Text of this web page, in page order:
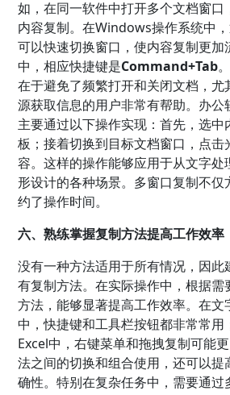
如，在同一软件中打开多个文档窗口
内容复制。在Windows操作系统中
可以快速切换窗口，使内容复制更
中，相应快捷键是Command+Tab
在于避免了频繁打开和关闭文档，
源获取信息的用户非常有帮助。办公
主要通过以下操作实现：首先，选中
板；接着切换到目标文档窗口，点击
容。这样的操作能够应用于从文字处
形设计的各种场景。多窗口复制不
约了操作时间。
六、熟练掌握复制方法提高工作效率
没有一种方法适用于所有情况，因
有复制方法。在实际操作中，根据需
方法，能够显著提高工作效率。在
中，快捷键和工具栏按钮都非常常用
Excel中，右键菜单和拖拽复制可能
法之间的切换和组合使用，还可以
确性。特别在复杂任务中，需要通